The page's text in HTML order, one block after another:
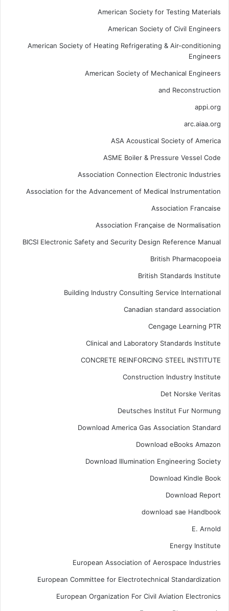
American Society for Testing Materials
American Society of Civil Engineers
American Society of Heating Refrigerating & Air-conditioning
Engineers
American Society of Mechanical Engineers
and Reconstruction
appi.org
arc.aiaa.org
ASA Acoustical Society of America
ASME Boiler & Pressure Vessel Code
Association Connection Electronic Industries
Association for the Advancement of Medical Instrumentation
Association Francaise
Association Française de Normalisation
BICSI Electronic Safety and Security Design Reference Manual
British Pharmacopoeia
British Standards Institute
Building Industry Consulting Service International
Canadian standard association
Cengage Learning PTR
Clinical and Laboratory Standards Institute
CONCRETE REINFORCING STEEL INSTITUTE
Construction Industry Institute
Det Norske Veritas
Deutsches Institut Fur Normung
Download America Gas Association Standard
Download eBooks Amazon
Download Illumination Engineering Society
Download Kindle Book
Download Report
download sae Handbook
E. Arnold
Energy Institute
European Association of Aerospace Industries
European Committee for Electrotechnical Standardization
European Organization For Civil Aviation Electronics